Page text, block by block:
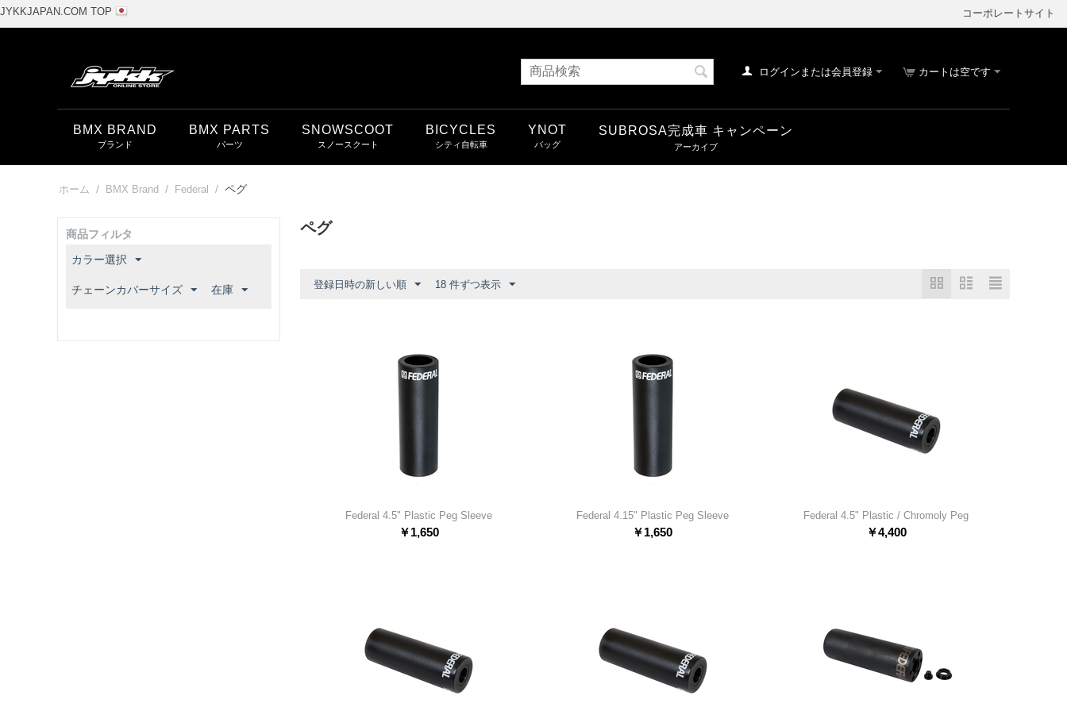
JYKKJAPAN.COM TOP コーポレートサイト
カートは空です
ログインまたは会員登録
BMX BRAND BMX PARTS SNOWSCOOT BICYCLES YNOT SUBROSA完成車 キャンペーン
ホーム / BMX Brand / Federal / ペグ
商品フィルタ
カラー選択
チェーンカバーサイズ 在庫
ペグ
登録日時の新しい順 18 件ずつ表示
Federal 4.5" Plastic Peg Sleeve
￥1,650
Federal 4.15" Plastic Peg Sleeve
￥1,650
Federal 4.5" Plastic / Chromoly Peg
￥4,400